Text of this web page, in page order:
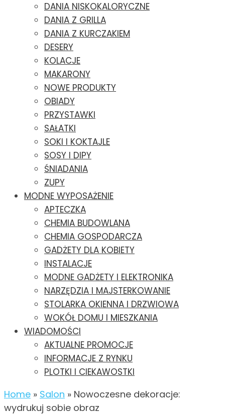
DANIA NISKOKALORYCZNE
DANIA Z GRILLA
DANIA Z KURCZAKIEM
DESERY
KOLACJE
MAKARONY
NOWE PRODUKTY
OBIADY
PRZYSTAWKI
SAŁATKI
SOKI I KOKTAJLE
SOSY I DIPY
ŚNIADANIA
ZUPY
MODNE WYPOSAŻENIE
APTECZKA
CHEMIA BUDOWLANA
CHEMIA GOSPODARCZA
GADŻETY DLA KOBIETY
INSTALACJE
MODNE GADŻETY I ELEKTRONIKA
NARZĘDZIA I MAJSTERKOWANIE
STOLARKA OKIENNA I DRZWIOWA
WOKÓŁ DOMU I MIESZKANIA
WIADOMOŚCI
AKTUALNE PROMOCJE
INFORMACJE Z RYNKU
PLOTKI I CIEKAWOSTKI
Home » Salon » Nowoczesne dekoracje:
wydrukuj sobie obraz